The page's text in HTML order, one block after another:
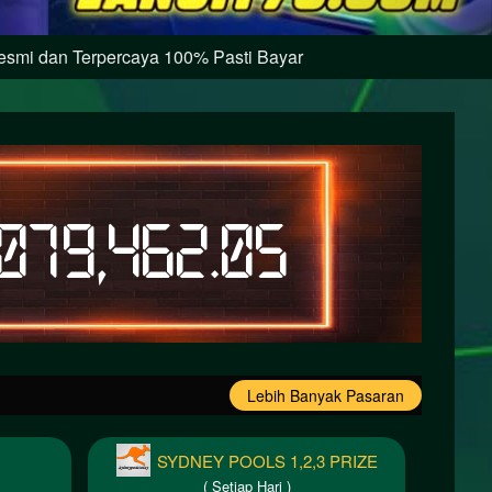
100% Pasti Bayar
Lebih Banyak Pasaran
SYDNEY POOLS 1,2,3 PRIZE
( Setiap Hari )